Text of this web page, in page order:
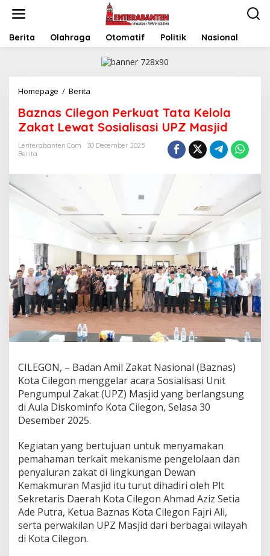
Berita Olahraga Otomatif Politik Nasional
Homepage / Berita
Perkuat
Tata
Kelola
Zakat
Baznas Cilegon Perkuat Tata Kelola
Zakat Lewat Sosialisasi UPZ Masjid
Lenterabanten.com
30 December 2025
Berita
CILEGON, – Badan Amil Zakat Nasional (Baznas)
Kota Cilegon menggelar acara Sosialisasi Unit
Pengumpul Zakat (UPZ) Masjid yang berlangsung
di Aula Diskominfo Kota Cilegon, Selasa 30
Desember 2025.
Kegiatan yang bertujuan untuk menyamakan
pemahaman terkait mekanisme pengelolaan dan
penyaluran zakat di lingkungan Dewan
Kemakmuran Masjid itu turut dihadiri oleh Plt
Sekretaris Daerah Kota Cilegon Ahmad Aziz Setia
Ade Putra, Ketua Baznas Kota Cilegon Fajri Ali,
serta perwakilan UPZ Masjid dari berbagai wilayah
di Kota Cilegon.